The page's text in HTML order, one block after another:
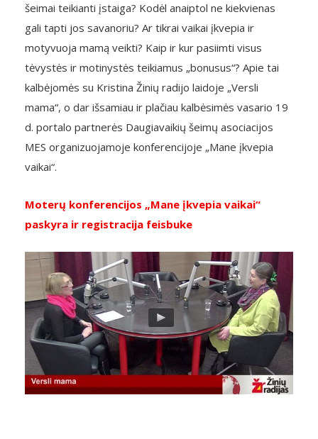
šeimai teikianti įstaiga? Kodėl anaiptol ne kiekvienas
gali tapti jos savanoriu? Ar tikrai vaikai įkvepia ir
motyvuoja mamą veikti? Kaip ir kur pasiimti visus
tėvystės ir motinystės teikiamus „bonusus“? Apie tai
kalbėjomės su Kristina Žinių radijo laidoje „Versli
mama“, o dar išsamiau ir plačiau kalbėsimės vasario 19
d. portalo partnerės Daugiavaikių šeimų asociacijos
MES organizuojamoje konferencijoje „Mane įkvepia
vaikai“.
Moterų konferencijos „Mane įkvepia vaikai“
paskyra ir registracija feisbuke